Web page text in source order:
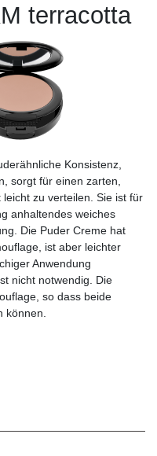
terracotta
Konsistenz,
sorgt für einen zarten,
zu verteilen. Sie ist für
anhaltendes weiches
Die Puder Creme hat
ist aber leichter
Anwendung
nicht notwendig. Die
so dass beide
können.